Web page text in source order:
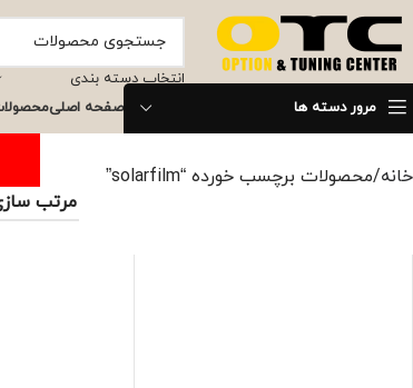
انتخاب دسته بندی
مرور دسته ها صفحه اصلی
خانه محصولات برچسب خورده “solarfilm”